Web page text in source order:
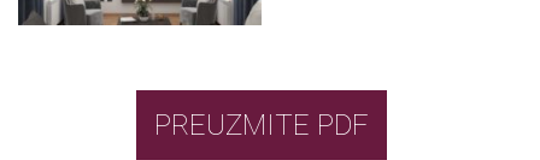
PREUZMITE PDF